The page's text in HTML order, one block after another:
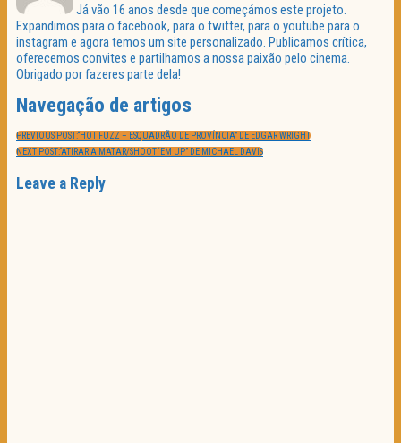
Já vão 16 anos desde que começámos este projeto.
Expandimos para o facebook, para o twitter, para o youtube para o
instagram e agora temos um site personalizado. Publicamos crítica,
oferecemos convites e partilhamos a nossa paixão pelo cinema.
Obrigado por fazeres parte dela!
Navegação de artigos
PREVIOUS POST:“HOT FUZZ – ESQUADRÃO DE PROVÍNCIA” DE EDGAR WRIGHT
NEXT POST:“ATIRAR A MATAR/SHOOT ‘EM UP” DE MICHAEL DAVIS
Leave a Reply